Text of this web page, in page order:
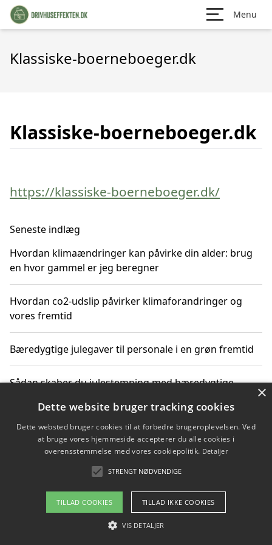
Menu
Klassiske-boerneboeger.dk
Klassiske-boerneboeger.dk
https://klassiske-boerneboeger.dk/
Seneste indlæg
Hvordan klimaændringer kan påvirke din alder: brug
en hvor gammel er jeg beregner
Hvordan co2-udslip påvirker klimaforandringer og
vores fremtid
Bæredygtige julegaver til personale i en grøn fremtid
Sådan skaber du julestemning med bæredygtige
Sådan skaber du et bæredygtigt hjem med familien i
Copyright 2026 - Pilanto Aps
Om / kontakt
×
Dette website bruger tracking cookies
Dette websted bruger cookies til at forbedre brugeroplevelsen. Ved
at bruge vores hjemmeside accepterer du alle cookies i
overensstemmelse med vores cookiepolitik. Detaljer
STRENGT NØDVENDIGE
TILLAD COOKIES TILLAD IKKE COOKIES
VIS DETALJER